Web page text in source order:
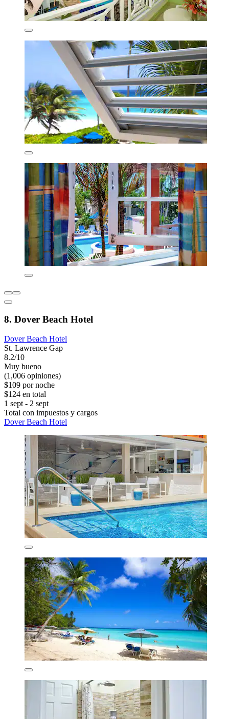
8. Dover Beach Hotel
Dover Beach Hotel
St. Lawrence Gap
8.2/10
Muy bueno
(1,006 opiniones)
$109 por noche
$124 en total
1 sept - 2 sept
Total con impuestos y cargos
Dover Beach Hotel